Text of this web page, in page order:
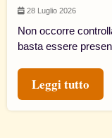
28 Luglio 2026
Non occorre
basta essere
Leggi tutto